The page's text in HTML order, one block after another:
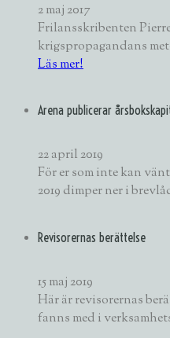
2 maj 2017
Frilansskribenten
krigspropagandans
Läs mer!
Arena publicerar
22 april 2019
För er som inte kan
2019 dimper ner i
Revisorernas berättelse
15 maj 2019
Här är revisorernas
fanns med i